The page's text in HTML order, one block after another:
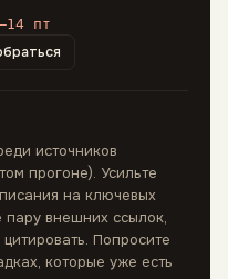
пт
источников
прогоне). Усильте
на ключевых
пару внешних ссылок,
Попросите
которые уже есть